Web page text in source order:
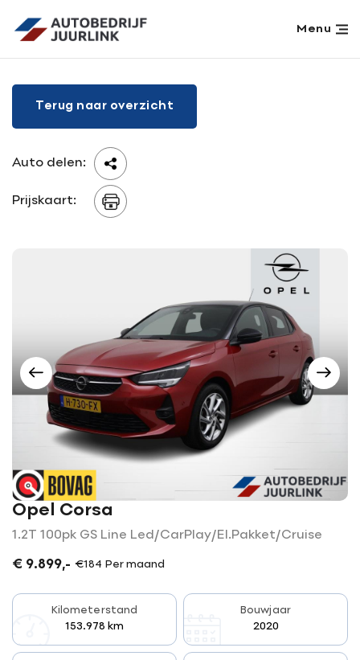
Menu
Aanbod
Diensten
info@juurlink.nl
0523-654030
Adres
Koningsspil 6
7773 NK Hardenberg
Openingstijden
Werkplaats
07:30 - 17:30
Gesloten
Openingstijden Showroom
Ma-vr
08:00 - 18:00
09:00 - 16.00
Buiten openingstijden op
Terug naar overzicht
Auto delen:
Prijskaart:
Opel Corsa
1.2T 100pk GS Line Led/CarPlay/El.Pakket/Cruise
€ 9.899,- €184 Per maand
Kilometerstand
153.978 km
Bouwjaar
2020